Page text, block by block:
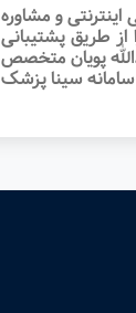
و مشاوره
طریق پشتیبانی
پویان متخصص
سینا پزشک